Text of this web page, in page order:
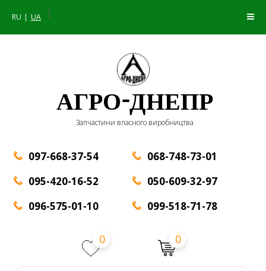
RU UA |
АГРО-ДНЕПР
Запчастини власного виробництва
097-668-37-54
095-420-16-52
096-575-01-10
068-748-73-01
050-609-32-97
099-518-71-78
0 0